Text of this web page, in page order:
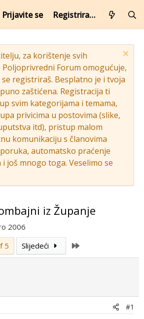
Prijavite se Registrirajte se
za korištenje svih
Forum omogućuje,
registriraš. Besplatno je i tvoja
zaštićena. Registracija ti
svim kategorijama i temama,
privicima u postovima (slike,
itd), pristup malom
komunikaciju s članovima
automatsko praćenje
još mnogo toga. Veselimo se
iz Županje
2006
5
Slijedeći
#1